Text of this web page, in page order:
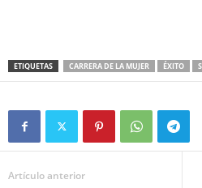
ETIQUETAS CARRERA DE LA MUJER ÉXITO
Artículo anterior